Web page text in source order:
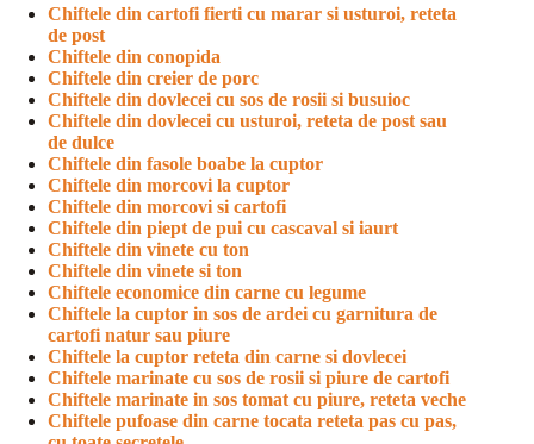
Chiftele din cartofi fierti cu marar si usturoi, reteta
de post
Chiftele din conopida
Chiftele din creier de porc
Chiftele din dovlecei cu sos de rosii si busuioc
Chiftele din dovlecei cu usturoi, reteta de post sau
de dulce
Chiftele din fasole boabe la cuptor
Chiftele din morcovi la cuptor
Chiftele din morcovi si cartofi
Chiftele din piept de pui cu cascaval si iaurt
Chiftele din vinete cu ton
Chiftele din vinete si ton
Chiftele economice din carne cu legume
Chiftele la cuptor in sos de ardei cu garnitura de
cartofi natur sau piure
Chiftele la cuptor reteta din carne si dovlecei
Chiftele marinate cu sos de rosii si piure de cartofi
Chiftele marinate in sos tomat cu piure, reteta veche
Chiftele pufoase din carne tocata reteta pas cu pas,